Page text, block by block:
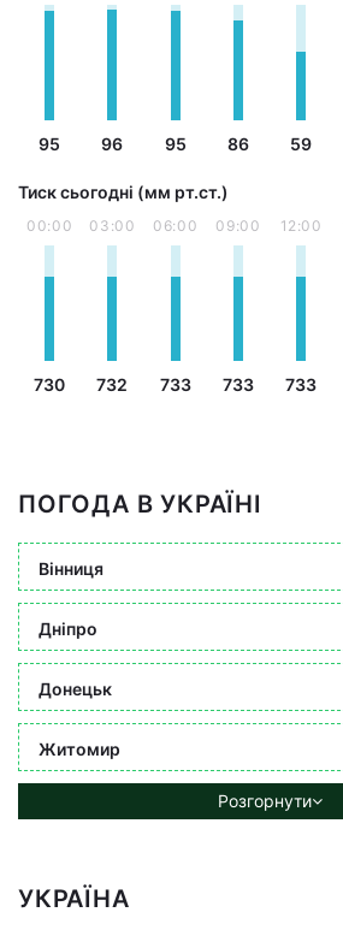
95 96 95 86 59
Тиск сьогодні (мм рт.ст.)
00:00
730
03:00
732
06:00
733
09:00
733
12:00
733
ПОГОДА В УКРАЇНІ
Вінниця
Дніпро
Донецьк
Житомир
Розгорнути
УКРАЇНА